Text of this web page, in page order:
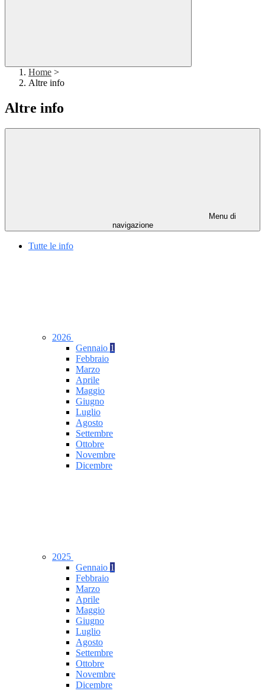
Home >
Altre info
Altre info
Menu di
navigazione
Tutte le info
2026
Gennaio 1
Febbraio
Marzo
Aprile
Maggio
Giugno
Luglio
Agosto
Settembre
Ottobre
Novembre
Dicembre
2025
Gennaio 1
Febbraio
Marzo
Aprile
Maggio
Giugno
Luglio
Agosto
Settembre
Ottobre
Novembre
Dicembre